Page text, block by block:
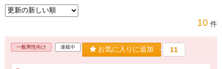
10 件
一般男性向け 連載中 お気に入りに追加 11